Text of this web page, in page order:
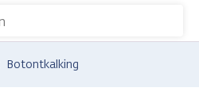
Botontkalking